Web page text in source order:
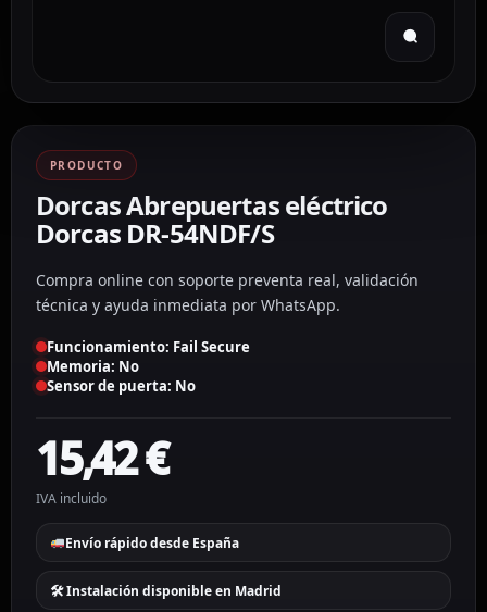
PRODUCTO
Dorcas Abrepuertas eléctrico
Dorcas DR-54NDF/S
Compra online con soporte preventa real, validación
técnica y ayuda inmediata por WhatsApp.
Funcionamiento: Fail Secure
Memoria: No
Sensor de puerta: No
15,42€
IVA incluido
Envío rápido desde España
🛠 Instalación disponible en Madrid